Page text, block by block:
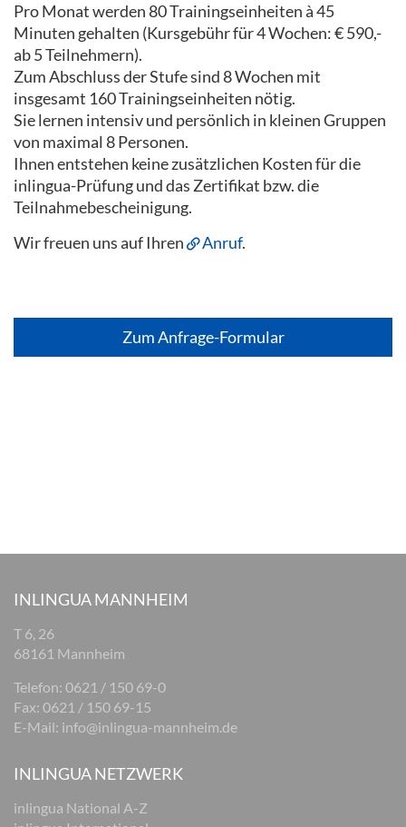
Pro Monat werden 80 Trainingseinheiten à 45
Minuten gehalten (Kursgebühr für 4 Wochen: € 590,-
ab 5 Teilnehmern).
Zum Abschluss der Stufe sind 8 Wochen mit
insgesamt 160 Trainingseinheiten nötig.
Sie lernen intensiv und persönlich in kleinen Gruppen
von maximal 8 Personen.
Ihnen entstehen keine zusätzlichen Kosten für die
inlingua-Prüfung und das Zertifikat bzw. die
Teilnahmebescheinigung.
Wir freuen uns auf Ihren
Anruf.
Zum Anfrage-Formular
INLINGUA MANNHEIM
T 6, 26
68161 Mannheim
Telefon: 0621 / 150 69-0
Fax: 0621 / 150 69-15
E-Mail: info@inlingua-mannheim.de
INLINGUA NETZWERK
inlingua National A-Z